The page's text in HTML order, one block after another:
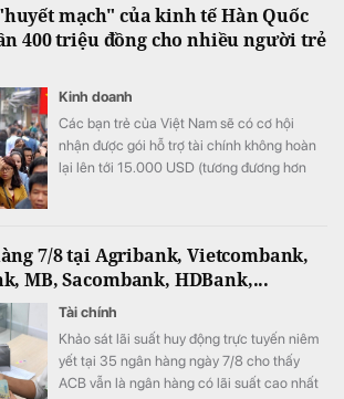
mạch" của kinh tế Hàn Quốc
400 triệu đồng cho nhiều người trẻ
Kinh doanh
Các bạn trẻ của Việt Nam sẽ có cơ hội
nhận được gói hỗ trợ tài chính không hoàn
lại lên tới 15.000 USD (tương đương hơn
7/8 tại Agribank, Vietcombank,
MB, Sacombank, HDBank,...
Tài chính
Khảo sát lãi suất huy động trực tuyến niêm
yết tại 35 ngân hàng ngày 7/8 cho thấy
ACB vẫn là ngân hàng có lãi suất cao nhất